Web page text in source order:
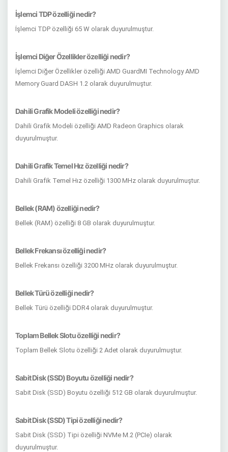
İşlemci TDP özelliği nedir?
İşlemci TDP özelliği 65 W olarak duyurulmuştur.
İşlemci Diğer Özellikler özelliği nedir?
İşlemci Diğer Özellikler özelliği AMD GuardMI Technology AMD
Memory Guard DASH 1.2 olarak duyurulmuştur.
Dahili Grafik Modeli özelliği nedir?
Dahili Grafik Modeli özelliği AMD Radeon Graphics olarak
duyurulmuştur.
Dahili Grafik Temel Hız özelliği nedir?
Dahili Grafik Temel Hız özelliği 1300 MHz olarak duyurulmuştur.
Bellek (RAM) özelliği nedir?
Bellek (RAM) özelliği 8 GB olarak duyurulmuştur.
Bellek Frekansı özelliği nedir?
Bellek Frekansı özelliği 3200 MHz olarak duyurulmuştur.
Bellek Türü özelliği nedir?
Bellek Türü özelliği DDR4 olarak duyurulmuştur.
Toplam Bellek Slotu özelliği nedir?
Toplam Bellek Slotu özelliği 2 Adet olarak duyurulmuştur.
Sabit Disk (SSD) Boyutu özelliği nedir?
Sabit Disk (SSD) Boyutu özelliği 512 GB olarak duyurulmuştur.
Sabit Disk (SSD) Tipi özelliği nedir?
Sabit Disk (SSD) Tipi özelliği NVMe M.2 (PCIe) olarak
duyurulmuştur.